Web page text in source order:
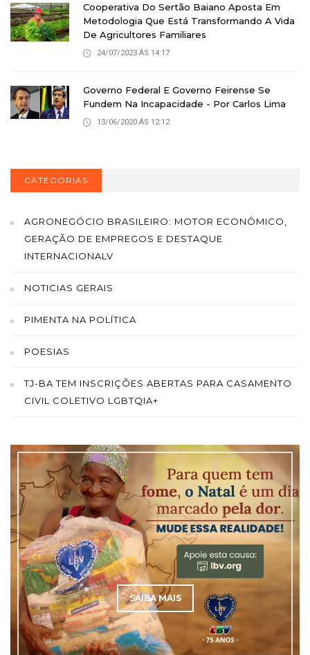
Cooperativa Do Sertão Baiano Aposta Em
Metodologia Que Está Transformando A Vida
De Agricultores Familiares
24/07/2023 ÁS 14:17
Governo Federal E Governo Feirense Se
Fundem Na Incapacidade - Por Carlos Lima
13/06/2020 ÁS 12:12
CATEGORIAS
AGRONEGÓCIO BRASILEIRO: MOTOR ECONÔMICO,
GERAÇÃO DE EMPREGOS E DESTAQUE
INTERNACIONALV
NOTICIAS GERAIS
PIMENTA NA POLÍTICA
POESIAS
TJ-BA TEM INSCRIÇÕES ABERTAS PARA CASAMENTO
CIVIL COLETIVO LGBTQIA+
SAÍBA MAIS